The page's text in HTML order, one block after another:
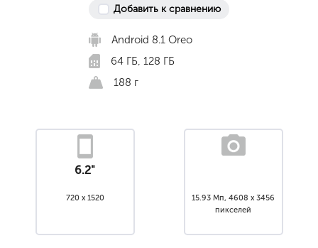
Добавить к сравнению
Android 8.1 Oreo
64 ГБ, 128 ГБ
188 г
6.2"
720 x 1520
15.93 Мп, 4608 x 3456
пикселей